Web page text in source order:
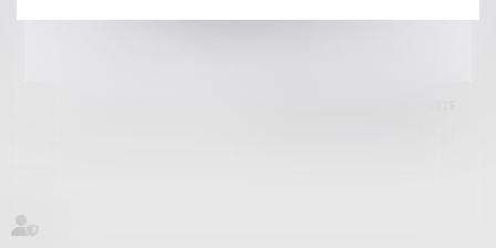
11 Place des Cinq Martyrs du Lycée Buffon, 75014 PARIS